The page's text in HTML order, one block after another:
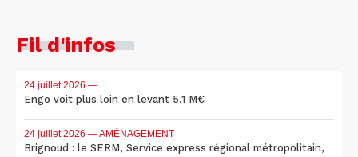
Fil d'infos
24 juillet 2026 —
Engo voit plus loin en levant 5,1 M€
24 juillet 2026 — AMÉNAGEMENT
Brignoud : le SERM, Service express régional métropolitain,